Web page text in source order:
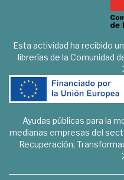
Esta actividad ha recibido
librerías de la Comunidad
Ayudas públicas para la
medianas empresas del
Recuperación,